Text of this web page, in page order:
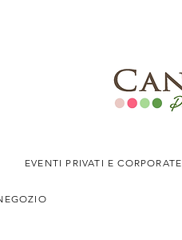
EVENTI PRIVATI E CORPORATE